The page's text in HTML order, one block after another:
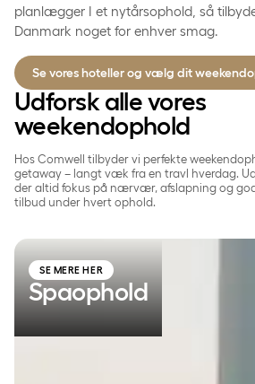
planlægger I et nytårsophold, så
Danmark noget for enhver smag.
Se vores hoteller og vælg dit
Udforsk alle vores
weekendophold
Hos Comwell tilbyder vi perfekte
getaway – langt væk fra en travl hverdag.
der altid fokus på nærvær, afslapning og
tilbud under hvert ophold.
SE MERE HER
Spaophold
Spaophold